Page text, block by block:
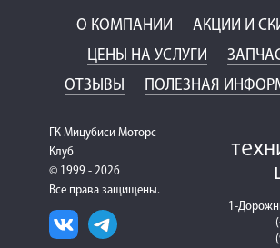
О КОМПАНИИ
АКЦИИ И
ЦЕНЫ НА УСЛУГИ
ОТЗЫВЫ
ПОЛЕЗНАЯ
ГК Мицубиси Моторс
Клуб
© 1999 - 2026
Все права защищены.
1-